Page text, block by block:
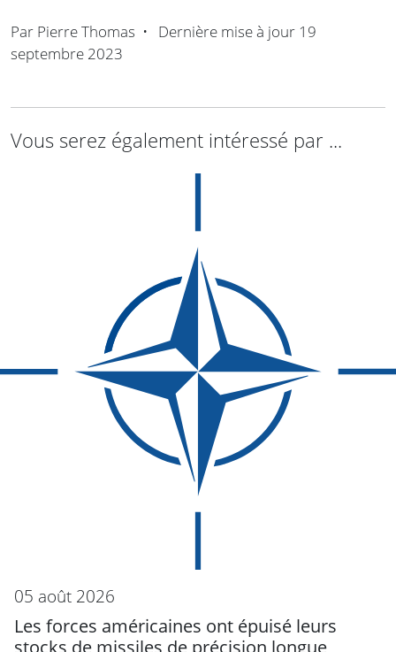
Par Pierre Thomas • Dernière mise à jour 19
septembre 2023
Vous serez également intéressé par ...
05 août 2026
Les forces américaines ont épuisé leurs